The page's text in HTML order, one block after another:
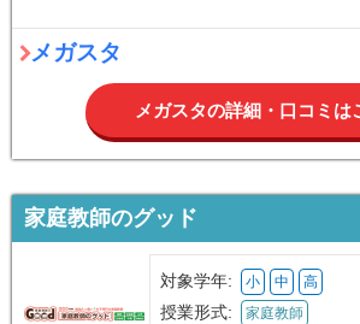
メガスタ
メガスタの詳細・口コミは
家庭教師のグッド
対象学年: 小 中 高
授業形式: 家庭教師